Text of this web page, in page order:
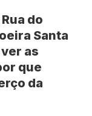
do
Santa
as
que
da